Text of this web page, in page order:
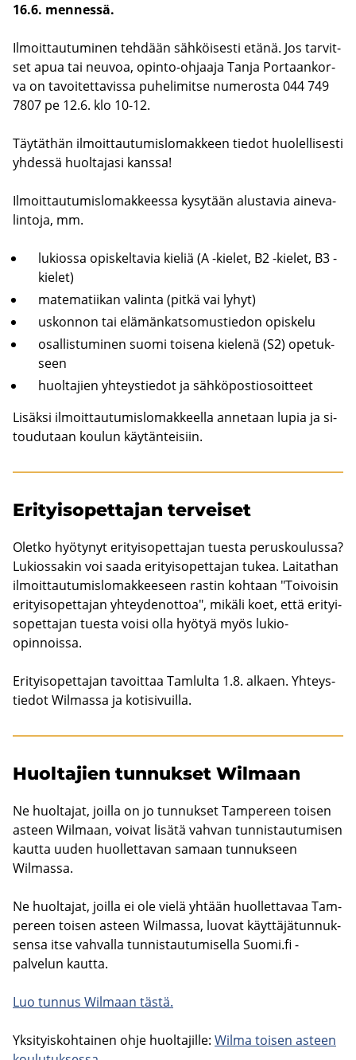
16.6. men­nes­sä.
Il­moit­tau­tu­mi­nen teh­dään säh­köi­ses­ti etänä. Jos tar­vit­
set apua tai neu­voa, opinto-​ohjaaja Tanja Por­taan­kor­
va on ta­voi­tet­ta­vis­sa pu­he­li­mit­se nu­me­ros­ta 044 749
7807 pe 12.6. klo 10-12.
Täy­tät­hän il­moit­tau­tu­mis­lo­mak­keen tie­dot huo­lel­li­ses­ti
yh­des­sä huol­ta­ja­si kans­sa!
Il­moit­tau­tu­mis­lo­mak­kees­sa ky­sy­tään alus­ta­via ai­ne­va­
lin­to­ja, mm.
lu­kios­sa opis­kel­ta­via kie­liä (A -​kielet, B2 -​kielet, B3 -​
kielet)
ma­te­ma­tii­kan va­lin­ta (pitkä vai lyhyt)
us­kon­non tai elä­män­kat­so­mus­tie­don opis­ke­lu
osal­lis­tu­mi­nen suomi toi­se­na kie­le­nä (S2) ope­tuk­
seen
huol­ta­jien yh­teys­tie­dot ja säh­kö­pos­tio­soit­teet
Li­säk­si il­moit­tau­tu­mis­lo­mak­keel­la an­ne­taan lupia ja si­
tou­du­taan kou­lun käy­tän­tei­siin.
Eri­tyi­so­pet­ta­jan ter­vei­set
Olet­ko hyö­ty­nyt eri­tyi­so­pet­ta­jan tues­ta pe­rus­kou­lus­sa?
Lu­kios­sa­kin voi saada eri­tyi­so­pet­ta­jan tukea. Lai­tat­han
il­moit­tau­tu­mis­lo­mak­kee­seen ras­tin koh­taan "Toi­voi­sin
eri­tyi­so­pet­ta­jan yh­tey­den­ot­toa", mi­kä­li koet, että eri­tyi­
so­pet­ta­jan tues­ta voisi olla hyö­tyä myös lukio-​
opinnoissa.
Eri­tyi­so­pet­ta­jan ta­voit­taa Tam­lul­ta 1.8. al­kaen. Yh­teys­
tie­dot Wilmassa ja ko­ti­si­vuil­la.
Huol­ta­jien tun­nuk­set Wilmaan
Ne huol­ta­jat, joil­la on jo tun­nuk­set Tam­pe­reen toi­sen
as­teen Wilmaan, voi­vat li­sä­tä vah­van tun­nis­tau­tu­mi­sen
kaut­ta uuden huol­let­ta­van sa­maan tun­nuk­seen
Wilmassa.
Ne huol­ta­jat, joil­la ei ole vielä yh­tään huol­let­ta­vaa Tam­
pe­reen toi­sen as­teen Wilmassa, luo­vat käyt­tä­jä­tun­nuk­
sen­sa itse vah­val­la tun­nis­tau­tu­mi­sel­la Suomi.fi -​
palvelun kaut­ta.
Luo tun­nus Wilmaan tästä.
Yk­si­tyis­koh­tai­nen ohje huol­ta­jil­le: Wilma toi­sen as­teen